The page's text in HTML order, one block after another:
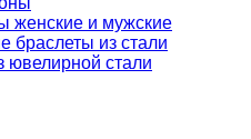
женские и мужские
браслеты из стали
ювелирной стали